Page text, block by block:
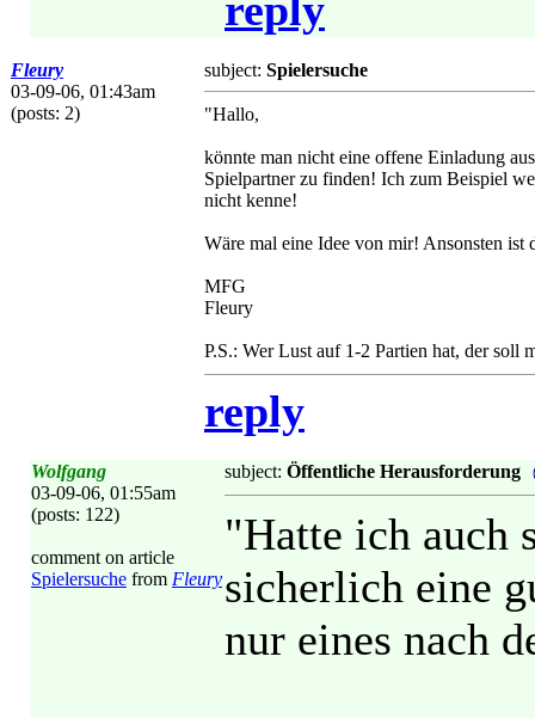
Fleury
03-09-06, 01:43am
(posts: 2)
subject: Spielersuche
"Hallo,
könnte man nicht eine offene Einladung
Spielpartner zu finden! Ich zum Beispiel
nicht kenne!
Wäre mal eine Idee von mir! Ansonsten ist
MFG
Fleury
P.S.: Wer Lust auf 1-2 Partien hat, der soll
reply
Wolfgang
03-09-06, 01:55am
(posts: 122)
comment on article
Spielersuche from Fleury
subject: Öffentliche Herausforderung
"Hatte ich auch
sicherlich eine
nur eines nach